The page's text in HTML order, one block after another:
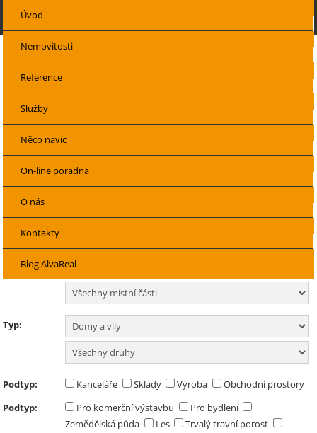
Úvod
Nemovitosti
Reference
Služby
Něco navíc
On-line poradna
O nás
Kontakty
Blog AlvaReal
Volejte a pište zdarma Po-Pá, 8-17h
Nabídky nemovitostí Nabízíme nemovitosti
Nabízíme nemovitosti - aktuální nabídky
Typ:
Podtyp: Kanceláře Sklady Výroba
Obchodní prostory
Podtyp:
Pro komerční výstavbu
Pro bydlení
Zemědělská půda
Les
Trvalý travní porost